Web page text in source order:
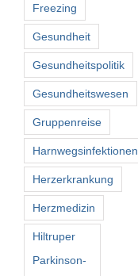
Freezing
Gesundheit
Gesundheitspolitik
Gesundheitswesen
Gruppenreise
Harnwegsinfektionen
Herzerkrankung
Herzmedizin
Hiltruper
Parkinson-